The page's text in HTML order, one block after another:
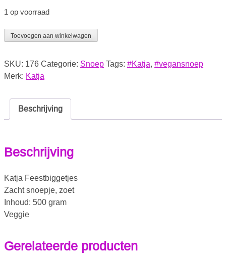
1 op voorraad
Toevoegen aan winkelwagen
SKU: 176 Categorie: Snoep Tags: #Katja, #vegansnoep
Merk: Katja
Beschrijving
Beschrijving
Katja Feestbiggetjes
Zacht snoepje, zoet
Inhoud: 500 gram
Veggie
Gerelateerde producten